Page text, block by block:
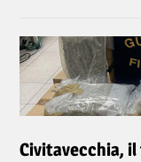
Civitavecchia,